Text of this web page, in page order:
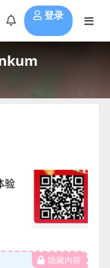
登录
隐藏内容